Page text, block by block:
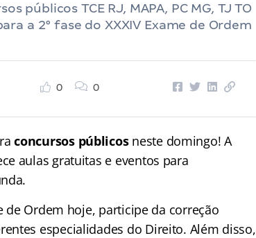
públicos TCE RJ, MAPA, PC MG, TJ TO
a 2° fase do XXXIV Exame de Ordem
0 0
concursos públicosneste domingo! A
aulas gratuitas e eventos para
de Ordem hoje, participe da correção
especialidades do Direito. Além disso,